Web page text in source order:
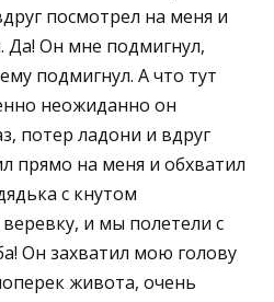
посмотрел на меня и
Да! Он мне подмигнул,
подмигнул. А что тут
неожиданно он
потер ладони и вдруг
прямо на меня и обхватил
с кнутом
и мы полетели с
Он захватил мою голову
живота, очень